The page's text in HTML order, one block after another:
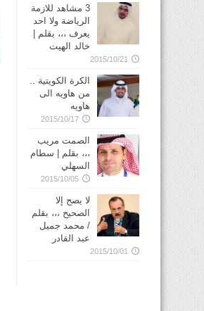
3 مشاهد للازمة
الرياضة ولا احد
يعرف ،،، بقلم |
خالد الهيت
2015/10/21
الكرة الكويتية ..
من هاويه الى
هاويه
2015/10/17
الصمت مريب
،،، بقلم | سطام
السهلي
2015/10/05
لا يصح إلا
الصحيح ،،، بقلم
/ محمد جميل
عبد القادر
2015/10/01